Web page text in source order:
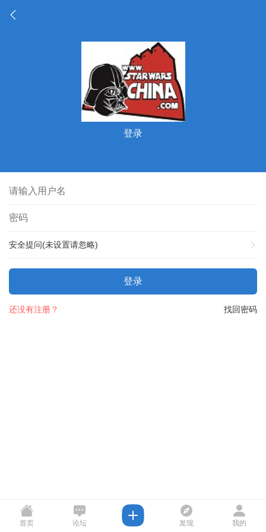
登录
安全提问(未设置请忽略)
登录
找回密码
还没有注册？
首页 论坛 发现 我的